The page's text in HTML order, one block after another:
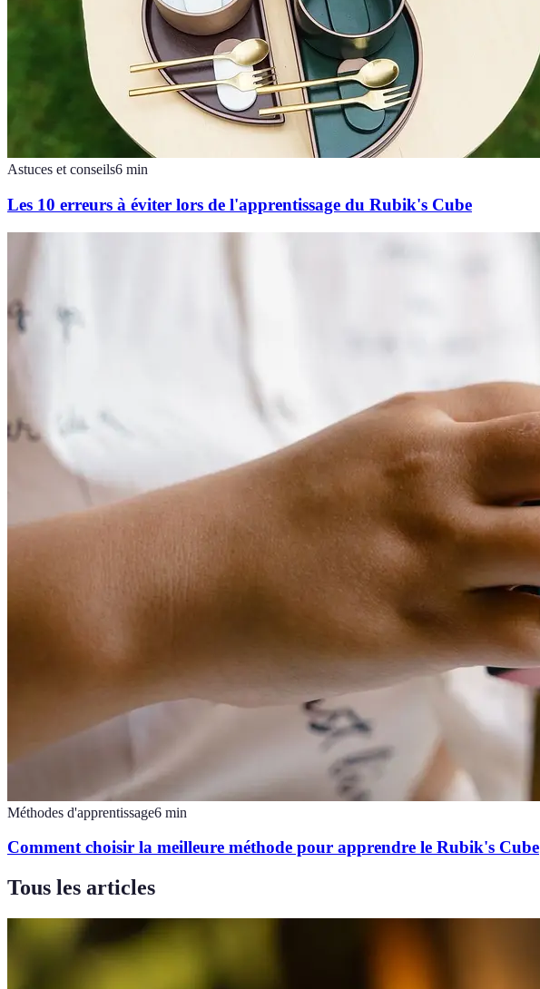
Astuces et conseils6 min
Les 10 erreurs à éviter lors de l'apprentissage du Rubik's Cube
Méthodes d'apprentissage6 min
Comment choisir la meilleure méthode pour apprendre le Rubik's Cube
Tous les articles